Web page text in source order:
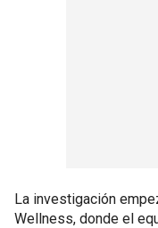
La investigación
Wellness, donde el